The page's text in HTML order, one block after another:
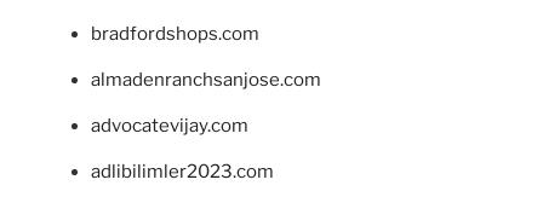
bradfordshops.com
almadenranchsanjose.com
advocatevijay.com
adlibilimler2023.com